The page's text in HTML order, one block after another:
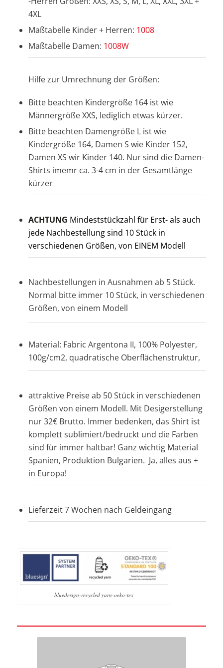
4XL
Maßtabelle Kinder + Herren: 1008
Maßtabelle Damen: 1008W
Hilfe zur Umrechnung der Größen:
Bitte beachten Kindergröße 164 ist wie
Männergröße XXS, lediglich etwas kürzer.
Bitte beachten Damengröße L ist wie
Kindergröße 164, Damen S wie Kinder 152,
Damen XS wir Kinder 140. Nur sind die Damen-
Shirts imemr ca. 3-4 cm in der Gesamtlänge
kürzer
ACHTUNG Mindeststückzahl für Erst- als auch
jede Nachbestellung sind 10 Stück in
verschiedenen Größen, von EINEM Modell
Nachbestellungen in Ausnahmen ab 5 Stück.
Normal bitte immer 10 Stück, in verschiedenen
Größen, von einem Modell
Material: Fabric Argentona II, 100% Polyester,
100g/cm2, quadratische Oberflächenstruktur,
attraktive Preise ab 50 Stück in verschiedenen
Größen von einem Modell. Mit Desigerstellung
nur 32€ Brutto. Immer bedenken, das Shirt ist
komplett sublimiert/bedruckt und die Farben
sind für immer haltbar! Ganz wichtig Material
Spanien, Produktion Bulgarien. Ja, alles aus +
in Europa!
Lieferzeit 7 Wochen nach Geldeingang
bluedesign-recycled yarn-oeko-tex